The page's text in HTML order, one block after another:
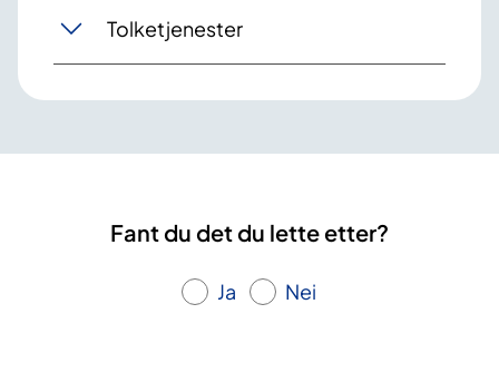
Tolketjenester
Fant du det du lette etter?
Ja Nei